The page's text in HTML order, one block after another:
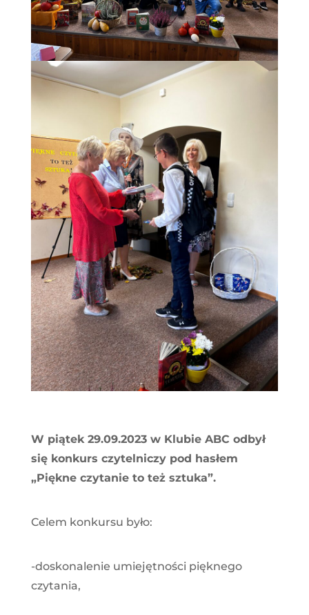
W piątek 29.09.2023 w Klubie ABC odbył
się konkurs czytelniczy pod hasłem
„Piękne czytanie to też sztuka”.
Celem konkursu było:
-doskonalenie umiejętności pięknego
czytania,